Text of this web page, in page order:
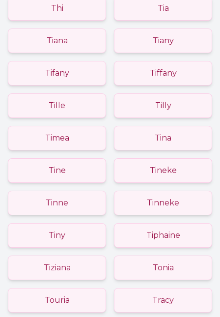
Thi Tia
Tiana Tiany
Tifany Tiffany
Tille Tilly
Timea Tina
Tine Tineke
Tinne Tinneke
Tiny Tiphaine
Tiziana Tonia
Touria Tracy